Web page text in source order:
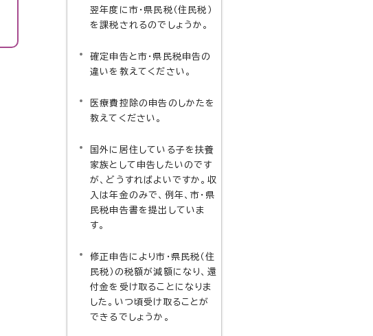
翌年度に市・県民税（住民税）
を課税されるのでしょうか。
確定申告と市・県民税申告の
違いを教えてください。
医療費控除の申告のしかたを
教えてください。
国外に居住している子を扶養
家族として申告したいのです
が、どうすればよいですか。収
入は年金のみで、例年、市・県
民税申告書を提出していま
す。
修正申告により市・県民税（住
民税）の税額が減額になり、還
付金を受け取ることになりま
した。いつ頃受け取ることが
できるでしょうか。